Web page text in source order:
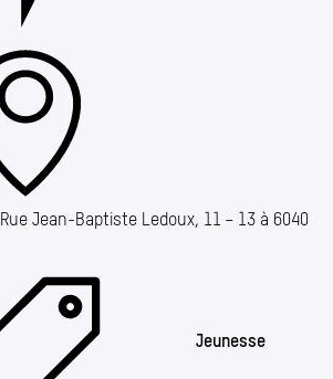
Rue Jean-Baptiste Ledoux, 11 – 13 à 6040
Jeunesse